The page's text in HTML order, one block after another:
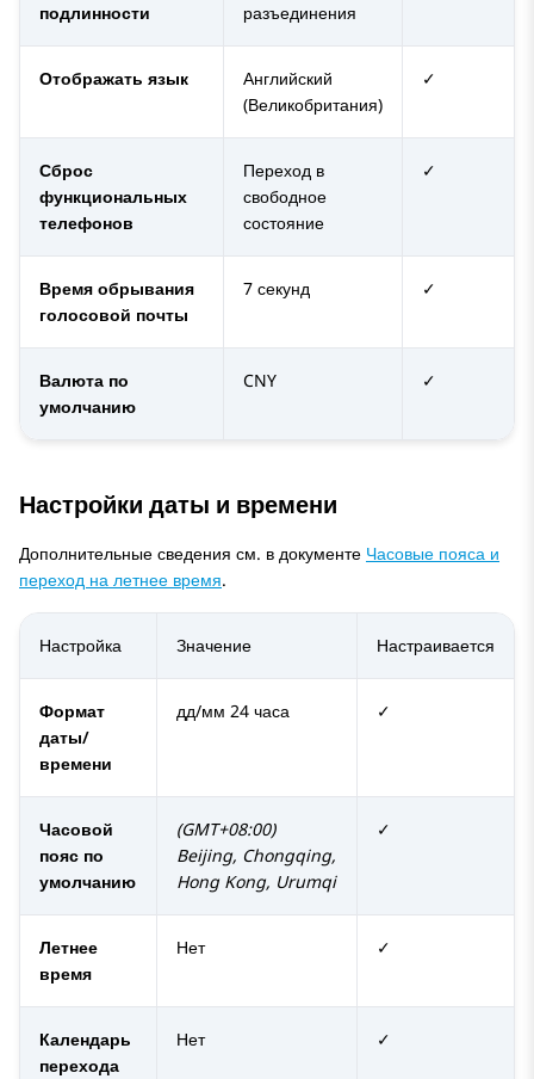
подлинности
разъединения
Отображать язык
Английский
(Великобритания)
✓
Сброс
функциональных
телефонов
Переход в
свободное
состояние
✓
Время обрывания
голосовой почты
7 секунд ✓
Валюта по
умолчанию
CNY ✓
Настройки даты и времени
Дополнительные сведения см. в документе Часовые пояса и
переход на летнее время.
Настройка Значение Настраивается
Формат
даты/
времени
дд/мм 24 часа ✓
Часовой
пояс по
умолчанию
(GMT+08:00)
Beijing, Chongqing,
Hong Kong, Urumqi
✓
Летнее
время
Нет ✓
Календарь
перехода
Нет ✓